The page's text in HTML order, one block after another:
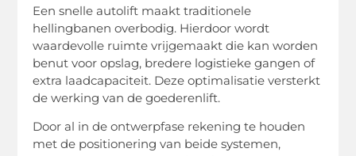
Een snelle autolift maakt traditionele
hellingbanen overbodig. Hierdoor wordt
waardevolle ruimte vrijgemaakt die kan worden
benut voor opslag, bredere logistieke gangen of
extra laadcapaciteit. Deze optimalisatie versterkt
de werking van de goederenlift.
Door al in de ontwerpfase rekening te houden
met de positionering van beide systemen,